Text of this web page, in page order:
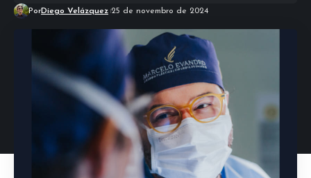
PorDiego Velázquez 25 de novembro de 2024